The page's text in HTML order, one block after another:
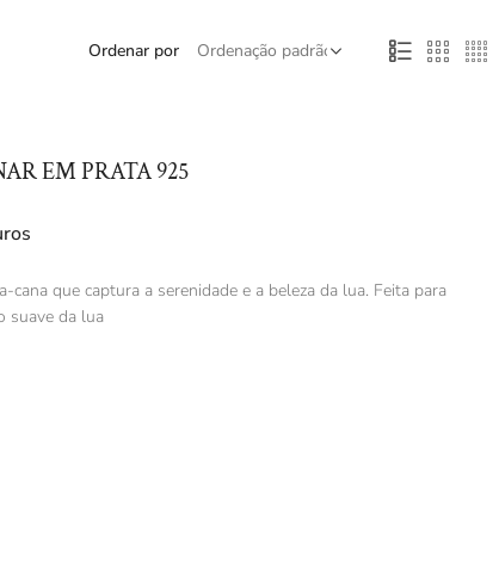
Ordenar por
EM PRATA 925
que captura a serenidade e a beleza da lua. Feita para
suave da lua